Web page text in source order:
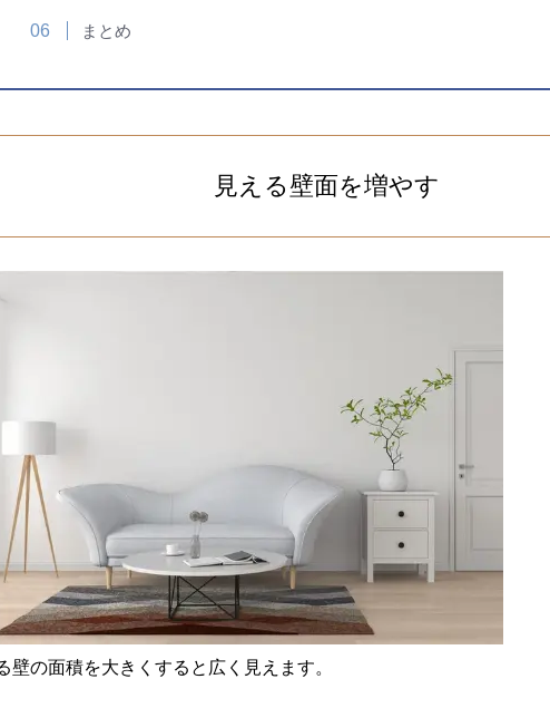
まとめ
見える壁面を増やす
壁の面積を大きくすると広く見えます。